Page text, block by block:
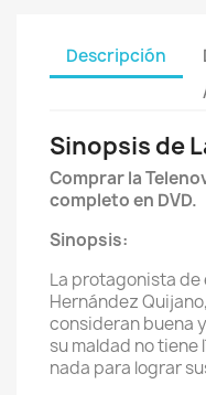
Descripción
Sinopsis de
Comprar la
completo en DVD.
Sinopsis:
La protagonista de
Hernández
consideran buena
su maldad no
nada para lograr